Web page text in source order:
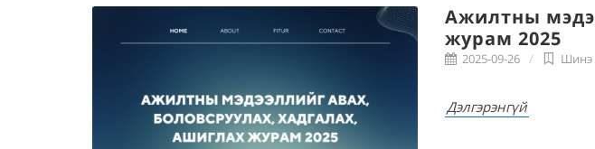
Ажилтны
журам 2025
2025-09-26 Шинэ
Дэлгэрэнгүй